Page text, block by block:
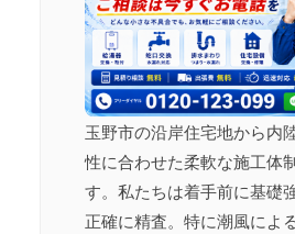
玉野市の沿岸住宅地から内
性に合わせた柔軟な施工体
す。私たちは着手前に基礎
正確に精査。特に潮風によ